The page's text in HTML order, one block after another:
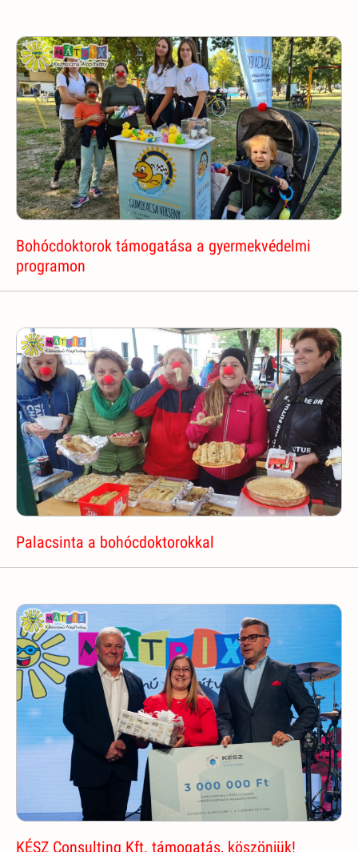
Bohócdoktorok támogatása a gyermekvédelmi
programon
Palacsinta a bohócdoktorokkal
KÉSZ Consulting Kft. támogatás, köszönjük!